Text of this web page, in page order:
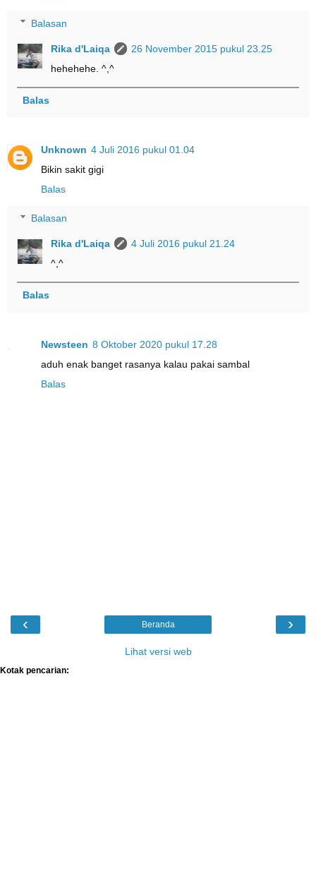
Balasan
Rika d'Laiqa
26 November 2015 pukul 23.25
hehehehe. ^,^
Balas
Unknown 4 Juli 2016 pukul 01.04
Bikin sakit gigi
Balas
Balasan
Rika d'Laiqa
4 Juli 2016 pukul 21.24
^,^
Balas
Newsteen 8 Oktober 2020 pukul 17.28
aduh enak banget rasanya kalau pakai sambal
Balas
‹ ›
Beranda
Lihat versi web
Kotak pencarian: